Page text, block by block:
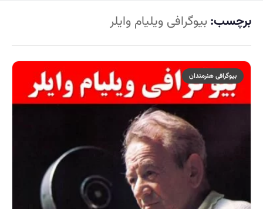
برچسب: بیوگرافی ویلیام وایلر
بیوگرافی هنرمندان